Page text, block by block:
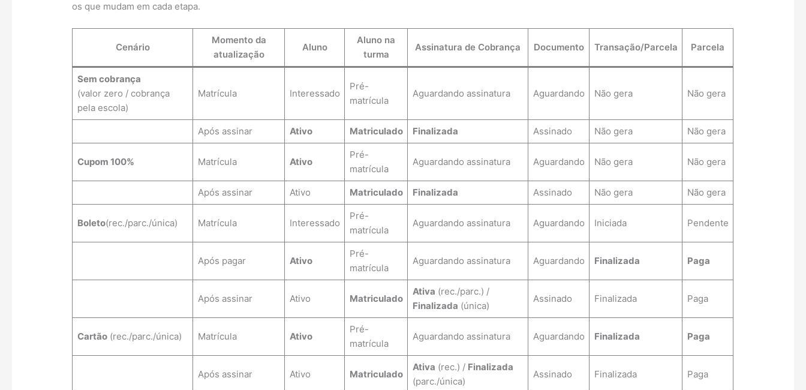
os que mudam em cada etapa.
Cenário
Momento da
atualização
Aluno
Aluno na
turma
Assinatura de Cobrança Documento Transação/Parcela Parcela
Sem cobrança
(valor zero / cobrança
pela escola)
Matrícula Interessado
Pré-
matrícula
Aguardando assinatura Aguardando Não gera Não gera
Após assinar Ativo Matriculado Finalizada Assinado Não gera Não gera
Cupom 100% Matrícula Ativo
Pré-
matrícula
Aguardando assinatura Aguardando Não gera Não gera
Após assinar Ativo Matriculado Finalizada Assinado Não gera Não gera
Boleto(rec./parc./única) Matrícula Interessado
Pré-
matrícula
Aguardando assinatura Aguardando Iniciada Pendente
Após pagar Ativo
Pré-
matrícula
Aguardando assinatura Aguardando Finalizada Paga
Após assinar Ativo Matriculado
Ativa (rec./parc.) /
Finalizada (única)
Assinado Finalizada Paga
Cartão(rec./parc./única) Matrícula Ativo
Pré-
matrícula
Aguardando assinatura Aguardando Finalizada Paga
Após assinar Ativo Matriculado
Ativa (rec.) / Finalizada
(parc./única)
Assinado Finalizada Paga